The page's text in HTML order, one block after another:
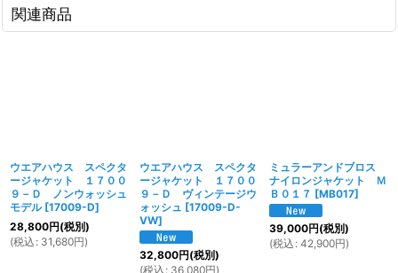
関連商品
ウエアハウス スペクタ
ージャケット １７００
９－Ｄ ノンウォッシュ
モデル [17009-D]
28,800円(税別)
(税込 : 31,680円)
ウエアハウス スペクタ
ージャケット １７００
９－Ｄ ヴィンテージウ
ォッシュ [17009-D-
VW]
32,800円(税別)
(税込 : 36,080円)
ミュラーアンドブロス
ナイロンジャケット Ｍ
Ｂ０１７ [MB017]
39,000円(税別)
(税込 : 42,900円)